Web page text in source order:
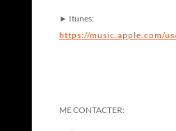
► Itunes:
https://music.apple.com/
ME CONTACTER: